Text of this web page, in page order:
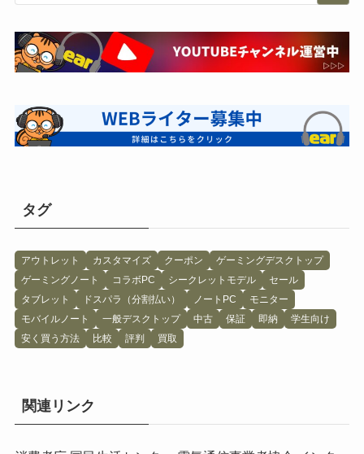
タグ
アウトレット カスタマイズ クーポン
ゲーミングデスクトップ
ゲーミングノート
コラボPC シークレットモデル
セール
タブレット
ドスパラ（分割払い） ノートPC
モニター
モバイルノート
一般デスクトップ 中古 保証 即納
学生向け
安く買う方法
比較 評判 買取
関連リンク